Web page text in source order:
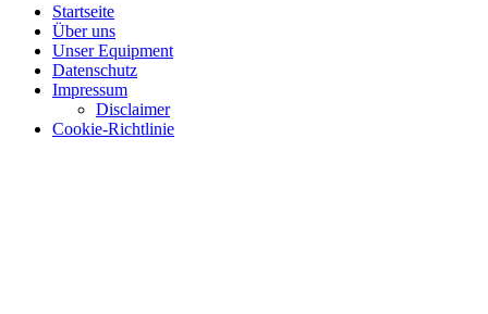
Startseite
Über uns
Unser Equipment
Datenschutz
Impressum
Disclaimer
Cookie-Richtlinie